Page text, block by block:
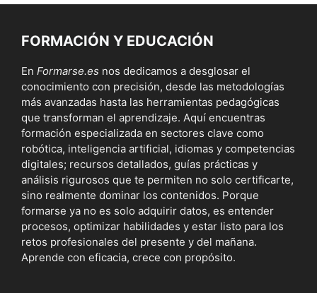
FORMACIÓN Y EDUCACIÓN
En Formarse.es nos dedicamos a desglosar el
conocimiento con precisión, desde las metodologías
más avanzadas hasta las herramientas pedagógicas
que transforman el aprendizaje. Aquí encuentras
formación especializada en sectores clave como
robótica, inteligencia artificial, idiomas y competencias
digitales; recursos detallados, guías prácticas y
análisis rigurosos que te permiten no solo certificarte,
sino realmente dominar los contenidos. Porque
formarse ya no es solo adquirir datos, es entender
procesos, optimizar habilidades y estar listo para los
retos profesionales del presente y del mañana.
Aprende con eficacia, crece con propósito.